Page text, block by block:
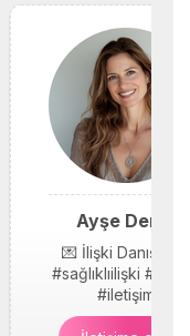
Ayşe Demir
💌 İlişki Danışmanı
#sağlıklıilişki
#iletişim